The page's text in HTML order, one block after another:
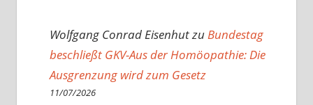
Wolfgang Conrad EisenhutzuBundestag
beschließt GKV-Aus der Homöopathie: Die
Ausgrenzung wird zum Gesetz
11/07/2026